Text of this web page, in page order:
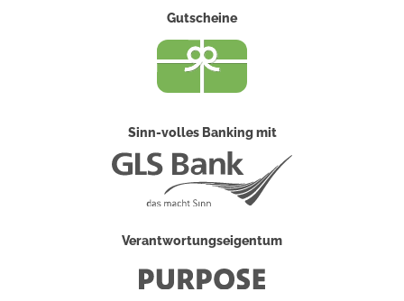
Gutscheine
Sinn-volles Banking mit
Verantwortungseigentum